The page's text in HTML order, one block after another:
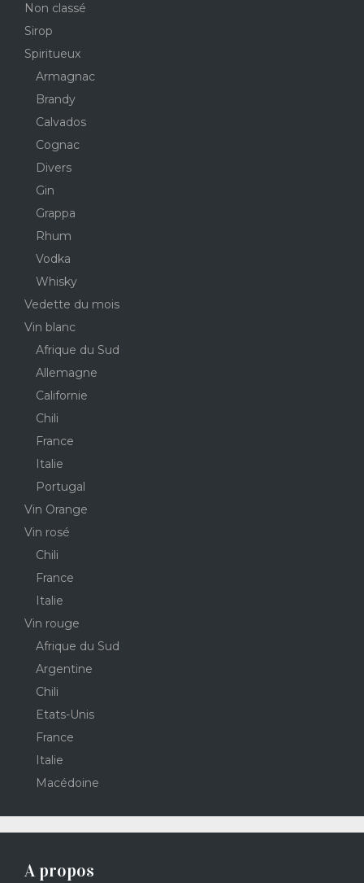
Non classé
Sirop
Spiritueux
Armagnac
Brandy
Calvados
Cognac
Divers
Gin
Grappa
Rhum
Vodka
Whisky
Vedette du mois
Vin blanc
Afrique du Sud
Allemagne
Californie
Chili
France
Italie
Portugal
Vin Orange
Vin rosé
Chili
France
Italie
Vin rouge
Afrique du Sud
Argentine
Chili
Etats-Unis
France
Italie
Macédoine
A propos